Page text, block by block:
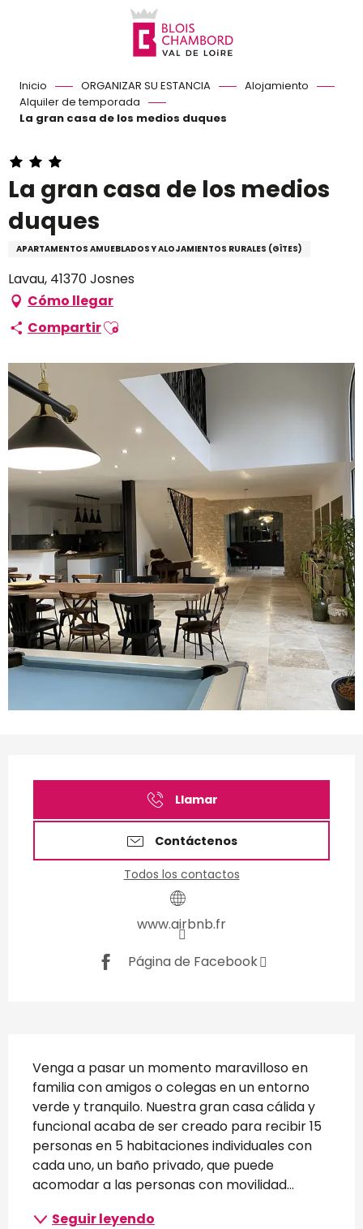
Inicio ORGANIZAR SU ESTANCIA
Alojamiento
Alquiler de temporada
La gran casa de los medios duques
La gran casa de los medios
duques
APARTAMENTOS AMUEBLADOS Y ALOJAMIENTOS RURALES (GÎTES)
Lavau, 41370 Josnes
Cómo llegar
CompartirAjouter aux favoris
Horarios y datos de
Llamar
Contáctenos
Todos los contactos
www.airbnb.fr
Página de Facebook
Venga a pasar un momento maravilloso en
familia con amigos o colegas en un entorno
verde y tranquilo. Nuestra gran casa cálida y
funcional acaba de ser creado para recibir 15
personas en 5 habitaciones individuales con
cada uno, un baño privado, que puede
acomodar a las personas con movilidad...
Seguir leyendo